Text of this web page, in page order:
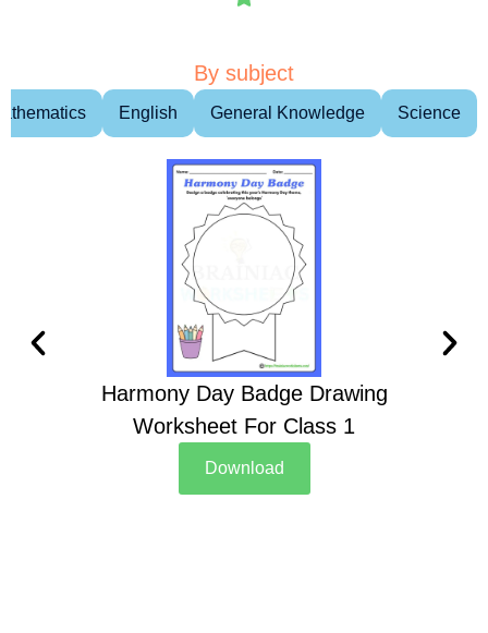
By subject
English General Knowledge Science
Harmony Day Badge Drawing
Worksheet For Class 1
Download